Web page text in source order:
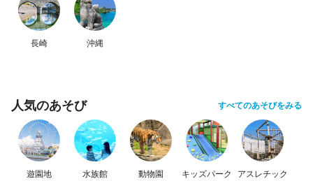
長崎 沖縄
人気のあそび すべてのあそびをみる
遊園地 水族館 動物園 キッズパーク アスレチック